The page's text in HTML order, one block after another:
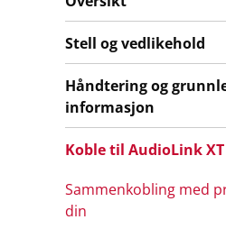
Stell og vedlikehold
Håndtering og
informasjon
Koble til AudioLink XT
Sammenkobling med
din